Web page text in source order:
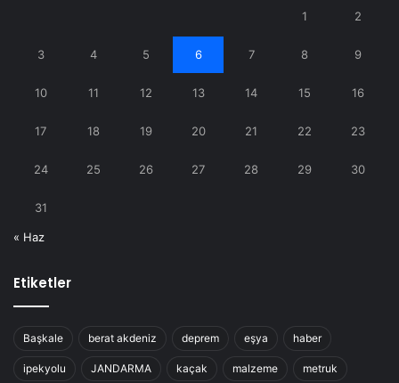
1 2
3 4 5 6 7 8 9
10 11 12 13 14 15 16
17 18 19 20 21 22 23
24 25 26 27 28 29 30
31
« Haz
Etiketler
Başkale berat akdeniz deprem eşya haber
ipekyolu JANDARMA kaçak malzeme metruk